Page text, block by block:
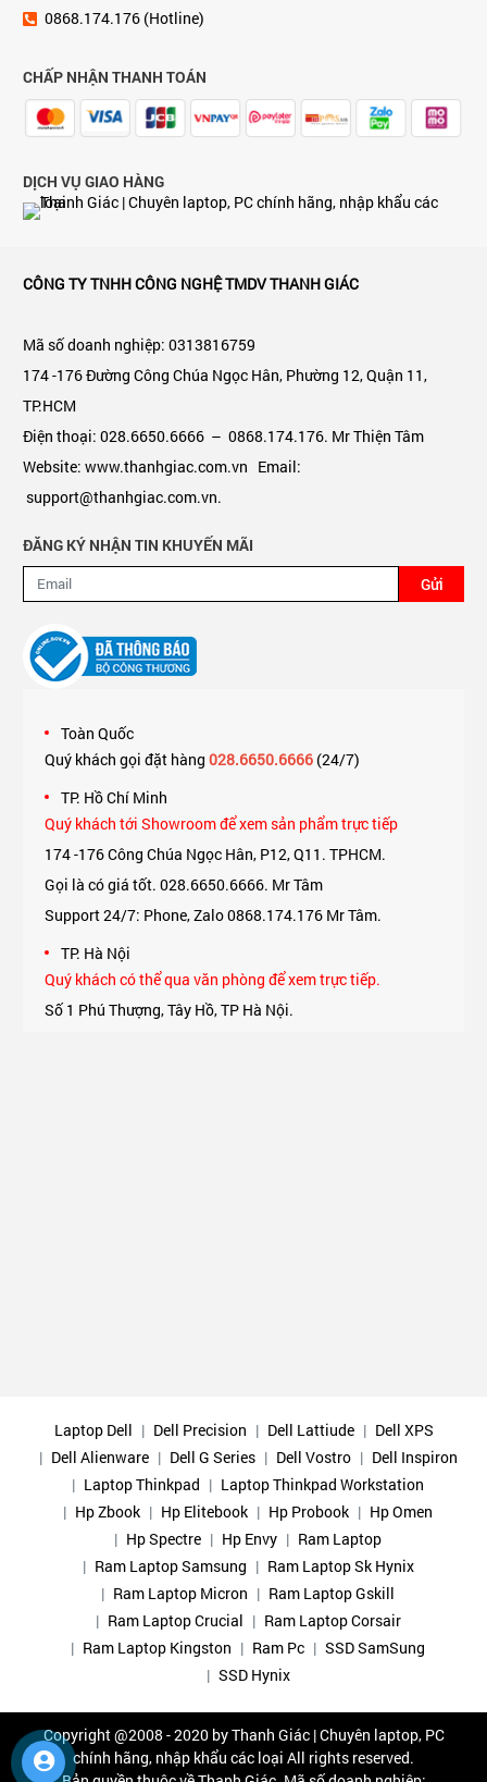
0868.174.176 (Hotline)
CHẤP NHẬN THANH TOÁN
DỊCH VỤ GIAO HÀNG
CÔNG TY TNHH CÔNG NGHỆ TMDV THANH GIÁC
Mã số doanh nghiệp: 0313816759
174 -176 Đường Công Chúa Ngọc Hân, Phường 12, Quận 11,
TP.HCM
Điện thoại: 028.6650.6666 – 0868.174.176. Mr Thiện Tâm
Website: www.thanhgiac.com.vn Email:
support@thanhgiac.com.vn.
ĐĂNG KÝ NHẬN TIN KHUYẾN MÃI
Gửi
Toàn Quốc
Quý khách gọi đặt hàng 028.6650.6666(24/7)
TP. Hồ Chí Minh
Quý khách tới Showroom để xem sản phẩm trực tiếp
174 -176 Công Chúa Ngọc Hân, P12, Q11. TPHCM.
Gọi là có giá tốt. 028.6650.6666. Mr Tâm
Support 24/7: Phone, Zalo 0868.174.176 Mr Tâm.
TP. Hà Nội
Quý khách có thể qua văn phòng để xem trực tiếp.
Số 1 Phú Thượng, Tây Hồ, TP Hà Nội.
Laptop Dell Dell Precision Dell Lattiude
Dell XPS
Dell Alienware
Dell G Series Dell Vostro
Dell Inspiron
Laptop Thinkpad
Laptop Thinkpad Workstation
Hp Zbook
Hp Elitebook Hp Probook
Hp Omen
Hp Spectre
Hp Envy
Ram Laptop
Ram Laptop Samsung
Ram Laptop Sk Hynix
Ram Laptop Micron
Ram Laptop Gskill
Ram Laptop Crucial
Ram Laptop Corsair
Ram Laptop Kingston
Ram Pc
SSD SamSung
SSD Hynix
Copyright @2008 - 2020 byThanh Giác | Chuyên laptop, PC
chính hãng, nhập khẩu các loại All rights reserved.